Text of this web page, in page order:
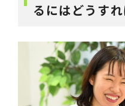
るにはどうす